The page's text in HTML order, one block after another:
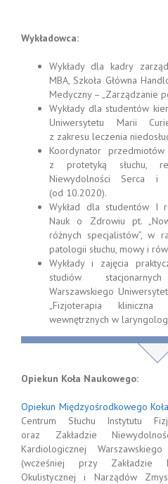
Wykładowca:
Wykłady dla kadry
MBA, Szkoła Główna
Medyczny – „Zarządzanie
Wykłady dla studentów
Uniwersytetu Marii
z zakresu leczenia
Koordynator
z protetyką słuchu,
Niewydolności Serca i
(od 10.2020).
Wykład dla studentów I
Nauk o Zdrowiu pt.
różnych specjalistów”, w
patologii słuchu, mowy i
Wykłady i zajęcia
studiów
Warszawskiego
„Fizjoterapia
wewnętrznych w
Opiekun Koła Naukowego:
Opiekun Międzyośrodkowego
Centrum Słuchu Instytutu
oraz Zakładzie
Kardiologicznej
(wcześniej przy Zakładzie
Okulistycznej i Narządów